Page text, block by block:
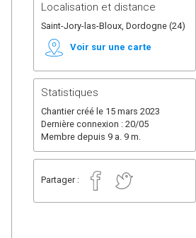
Localisation et distance
Saint-Jory-las-Bloux, Dordogne (24)
Voir sur une carte
Statistiques
Chantier créé le 15 mars 2023
Dernière connexion : 20/05
Membre depuis 9 a. 9 m.
Partager :